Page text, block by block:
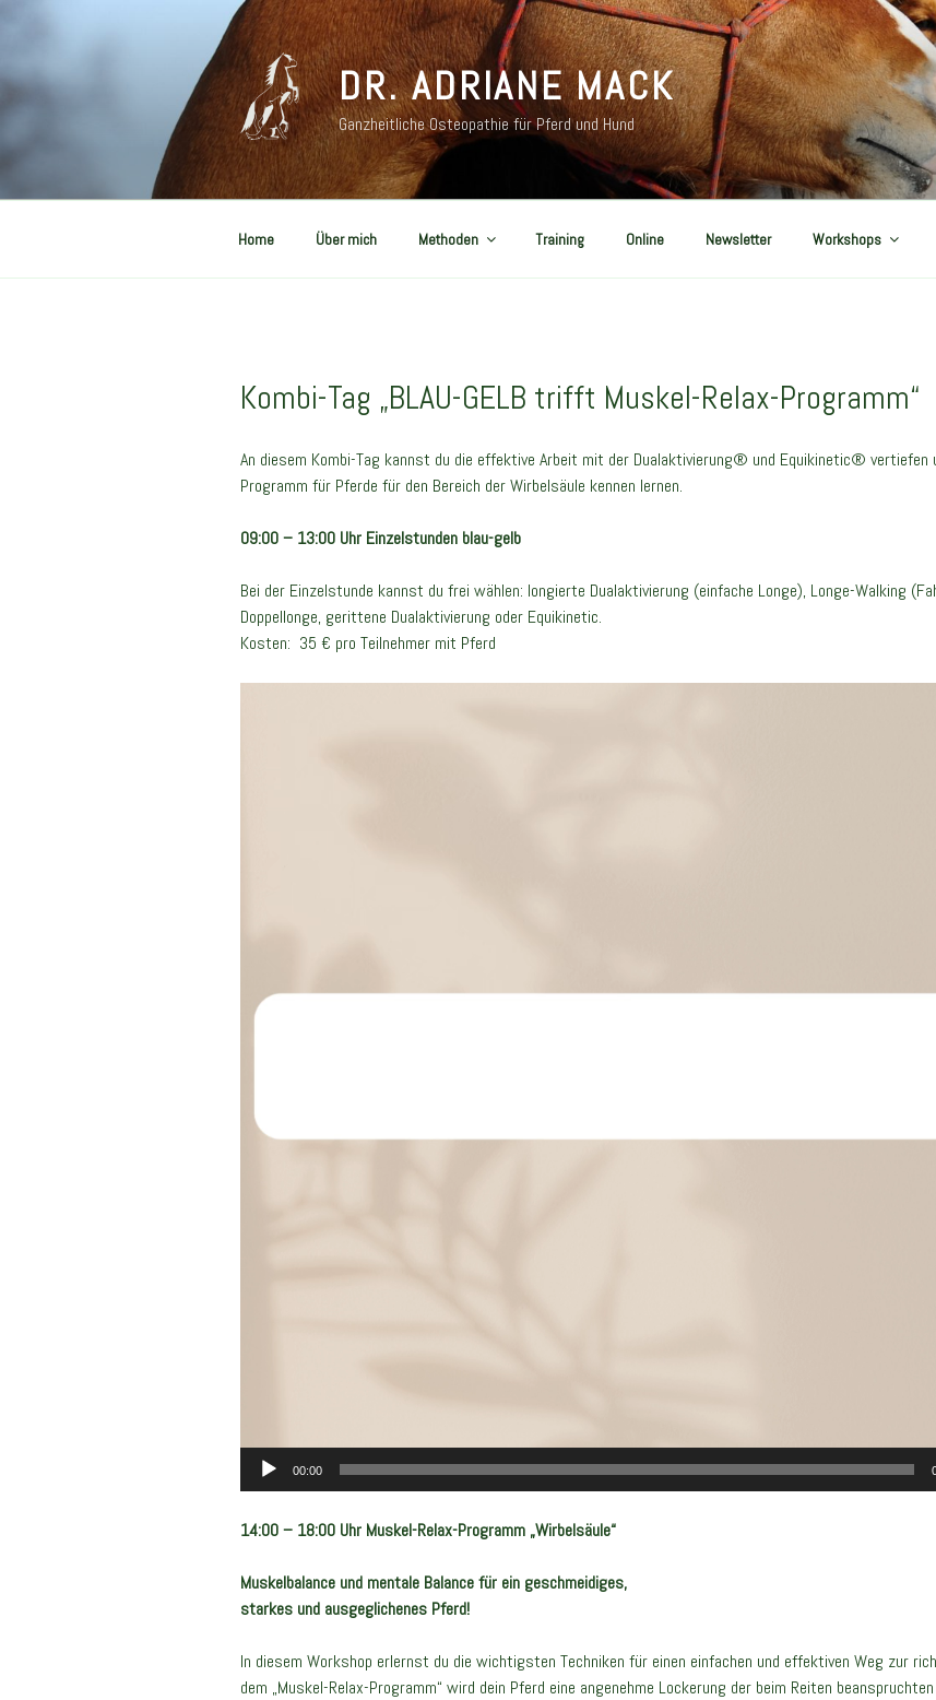
DR. ADRIANE MACK
Ganzheitliche Osteopathie für Pferd und Hund
Home Über mich Methoden Training Online Newsletter Workshops
Kombi-Tag „BLAU-GELB trifft Muskel-Relax-Programm“
An diesem Kombi-Tag kannst du die effektive Arbeit mit der Dualaktivierung® und Equikinetic® vertiefen
Programm für Pferde für den Bereich der Wirbelsäule kennen lernen.
09:00 – 13:00 Uhr Einzelstunden blau-gelb
Bei der Einzelstunde kannst du frei wählen: longierte Dualaktivierung (einfache Longe), Longe-Walking
Doppellonge, gerittene Dualaktivierung oder Equikinetic.
Kosten: 35 € pro Teilnehmer mit Pferd
00:00
14:00 – 18:00 Uhr Muskel-Relax-Programm „Wirbelsäule“
Muskelbalance und mentale Balance für ein geschmeidiges,
starkes und ausgeglichenes Pferd!
In diesem Workshop erlernst du die wichtigsten Techniken für einen einfachen und effektiven Weg zur
dem „Muskel-Relax-Programm“ wird dein Pferd eine angenehme Lockerung der beim Reiten